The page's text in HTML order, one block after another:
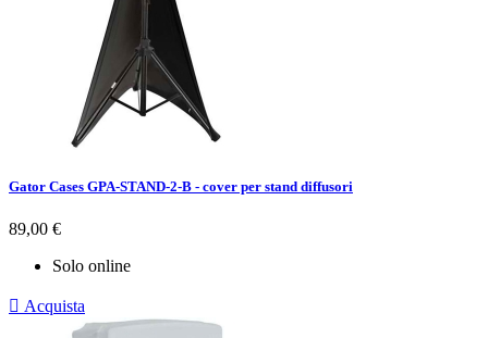
Gator Cases GPA-STAND-2-B - cover per stand diffusori
Prezzo
89,00 €
Solo online
 Acquista